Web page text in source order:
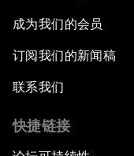
成为我们的会员
订阅我们的新闻稿
联系我们
快捷链接